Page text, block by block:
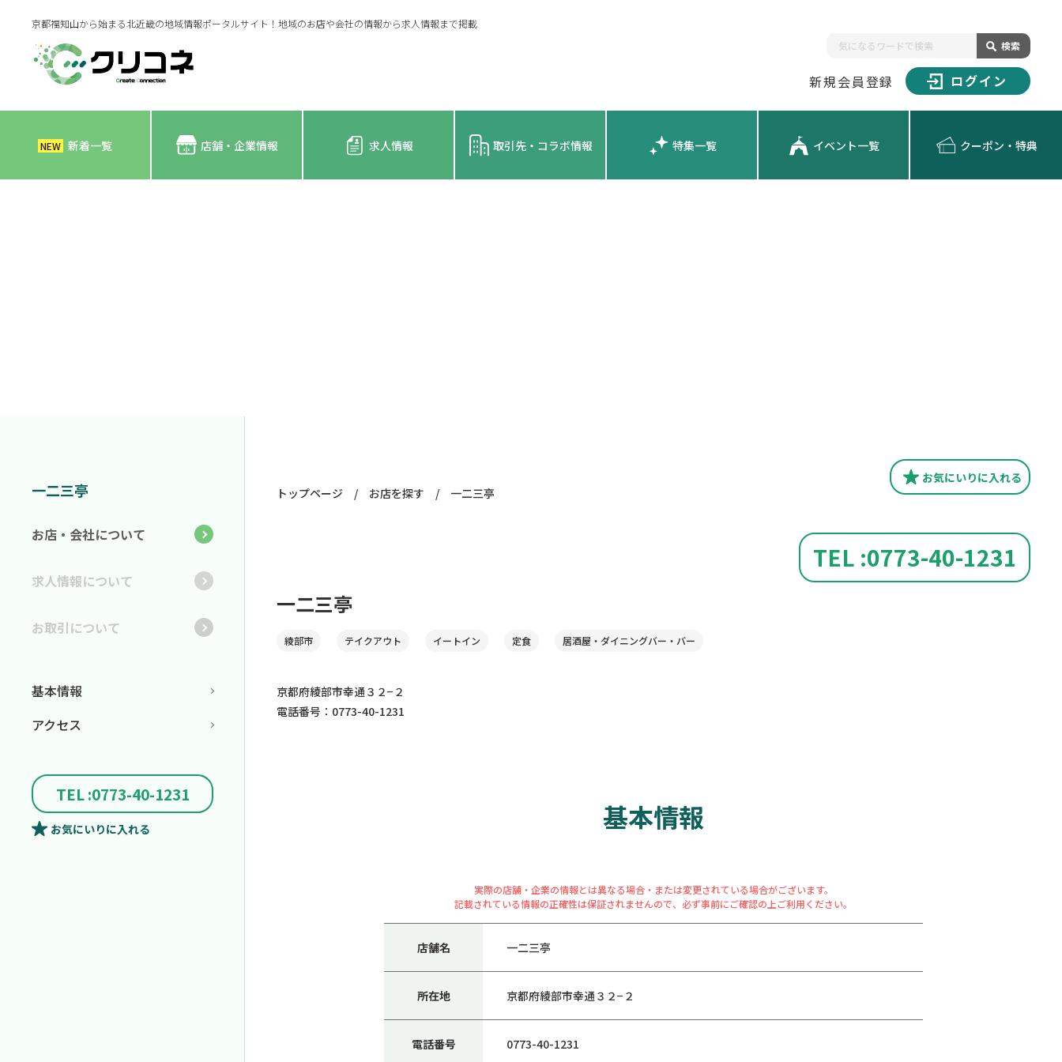
京都福知山から始まる北近畿の地域情報ポータルサイト！地域のお店や会社の情報から求人情報まで掲載
検索
新規会員登録 ログイン
NEW 新着一覧 店舗・企業情報 求人情報 取引先・コラボ情報 特集一覧 イベント一覧 クーポン・特典
トップページ / お店を探す / 一二三亭
お気にいりに入れる
TEL :0773-40-1231
一二三亭
綾部市 テイクアウト イートイン 定食 居酒屋・ダイニングバー・バー
京都府綾部市幸通３２−２
電話番号：0773-40-1231
基本情報
実際の店舗・企業の情報とは異なる場合・または変更されている場合がございます。
記載されている情報の正確性は保証されませんので、必ず事前にご確認の上ご利用ください。
店舗名 一二三亭
所在地 京都府綾部市幸通３２−２
電話番号 0773-40-1231
一二三亭
お店・会社について
求人情報について
お取引について
基本情報
アクセス
TEL :0773-40-1231
お気にいりに入れる